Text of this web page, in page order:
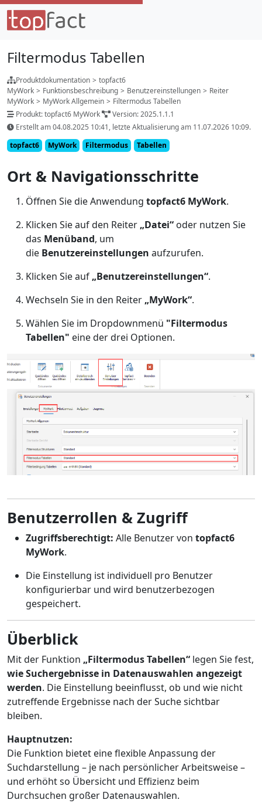
Filtermodus Tabellen
Produktdokumentation > topfact6
MyWork > Funktionsbeschreibung > Benutzereinstellungen > Reiter
MyWork > MyWork Allgemein > Filtermodus Tabellen
Produkt: topfact6 MyWork
Version: 2025.1.1.1
Erstellt am 04.08.2025 10:41, letzte Aktualisierung am 11.07.2026 10:09.
topfact6
MyWork Filtermodus Tabellen
Ort & Navigationsschritte
Öffnen Sie die Anwendung topfact6 MyWork.
Klicken Sie auf den Reiter „Datei“ oder nutzen Sie
das Menüband, um
die Benutzereinstellungen aufzurufen.
Klicken Sie auf „Benutzereinstellungen“.
Wechseln Sie in den Reiter „MyWork“.
Wählen Sie im Dropdownmenü "Filtermodus
Tabellen" eine der drei Optionen.
Benutzerrollen & Zugriff
Zugriffsberechtigt: Alle Benutzer von topfact6
MyWork.
Die Einstellung ist individuell pro Benutzer
konfigurierbar und wird benutzerbezogen
gespeichert.
Überblick
Mit der Funktion „Filtermodus Tabellen“ legen Sie fest,
wie Suchergebnisse in Datenauswahlen angezeigt
werden. Die Einstellung beeinflusst, ob und wie nicht
zutreffende Ergebnisse nach der Suche sichtbar
bleiben.
Hauptnutzen:
Die Funktion bietet eine flexible Anpassung der
Suchdarstellung – je nach persönlicher Arbeitsweise –
und erhöht so Übersicht und Effizienz beim
Durchsuchen großer Datenauswahlen.